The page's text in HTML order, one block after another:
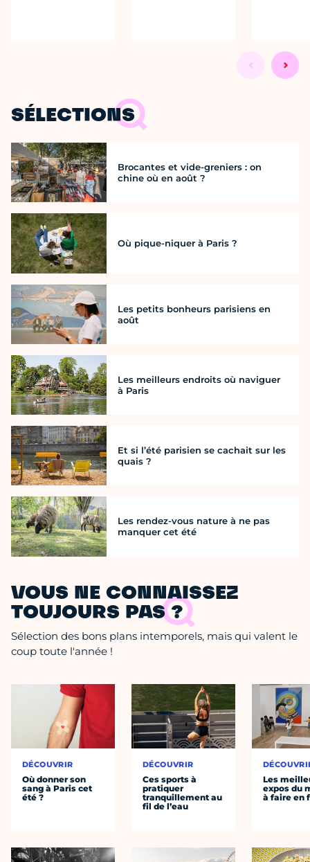
SÉLECTIONS
Brocantes et vide-greniers : on
chine où en août ?
Où pique-niquer à Paris ?
Les petits bonheurs parisiens en
août
Les meilleurs endroits où naviguer
à Paris
Et si l’été parisien se cachait sur les
quais ?
Les rendez-vous nature à ne pas
manquer cet été
VOUS NE CONNAISSEZ
TOUJOURS PAS ?
Sélection des bons plans intemporels, mais qui valent le
coup toute l'année !
DÉCOUVRIR
Où donner son
sang à Paris cet
été ?
DÉCOUVRIR
Ces sports à
pratiquer
tranquillement au
fil de l’eau
Les
expos du
à faire en